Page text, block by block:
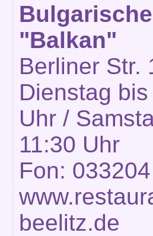
"Balkan"
Berliner Str.
Dienstag
Uhr /
11:30 Uhr
Fon:
beelitz.de